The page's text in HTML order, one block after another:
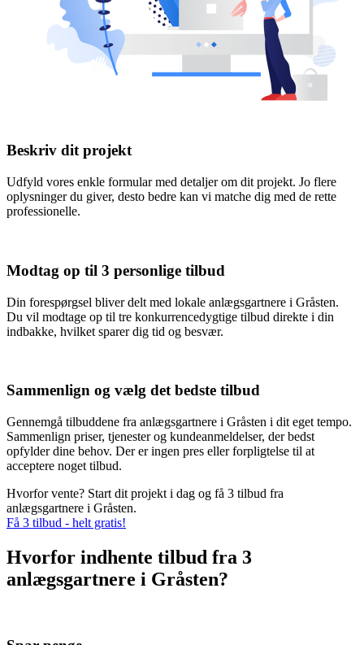
Beskriv dit projekt
Udfyld vores enkle formular med detaljer om dit projekt. Jo flere
oplysninger du giver, desto bedre kan vi matche dig med de rette
professionelle.
Modtag op til 3 personlige tilbud
Din forespørgsel bliver delt med lokale anlægsgartnere i Gråsten.
Du vil modtage op til tre konkurrencedygtige tilbud direkte i din
indbakke, hvilket sparer dig tid og besvær.
Sammenlign og vælg det bedste tilbud
Gennemgå tilbuddene fra anlægsgartnere i Gråsten i dit eget tempo.
Sammenlign priser, tjenester og kundeanmeldelser, der bedst
opfylder dine behov. Der er ingen pres eller forpligtelse til at
acceptere noget tilbud.
Hvorfor vente? Start dit projekt i dag og få 3 tilbud fra
anlægsgartnere i Gråsten.
Få 3 tilbud - helt gratis!
Hvorfor indhente tilbud fra 3
anlægsgartnere i Gråsten?